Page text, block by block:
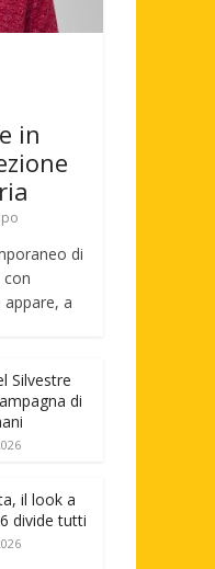
in
di
appare, a
Silvestre
di
il look a
divide tutti